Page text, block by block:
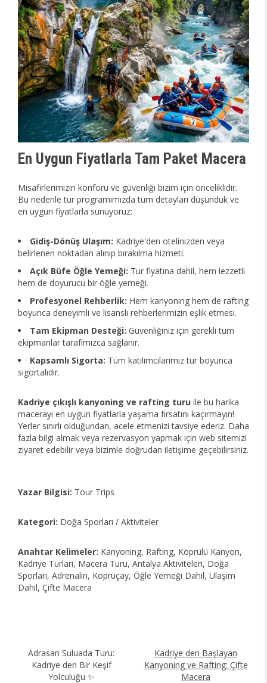
En Uygun Fiyatlarla Tam Paket Macera
Misafirlerimizin konforu ve güvenliği bizim için önceliklidir.
Bu nedenle tur programımızda tüm detayları düşündük ve
en uygun fiyatlarla sunuyoruz:
Gidiş-Dönüş Ulaşım: Kadriye'den otelinizden veya
belirlenen noktadan alınıp bırakılma hizmeti.
Açık Büfe Öğle Yemeği: Tur fiyatına dahil, hem lezzetli
hem de doyurucu bir öğle yemeği.
Profesyonel Rehberlik: Hem kanyoning hem de rafting
boyunca deneyimli ve lisanslı rehberlerimizin eşlik etmesi.
Tam Ekipman Desteği: Güvenliğiniz için gerekli tüm
ekipmanlar tarafımızca sağlanır.
Kapsamlı Sigorta: Tüm katılımcılarımız tur boyunca
sigortalıdır.
Kadriye çıkışlı kanyoning ve rafting turu ile bu harika
macerayı en uygun fiyatlarla yaşama fırsatını kaçırmayın!
Yerler sınırlı olduğundan, acele etmenizi tavsiye ederiz. Daha
fazla bilgi almak veya rezervasyon yapmak için web sitemizi
ziyaret edebilir veya bizimle doğrudan iletişime geçebilirsiniz.
Yazar Bilgisi: Tour Trips
Kategori: Doğa Sporları / Aktiviteler
Anahtar Kelimeler: Kanyoning, Rafting, Köprülü Kanyon,
Kadriye Turları, Macera Turu, Antalya Aktiviteleri, Doğa
Sporları, Adrenalin, Köprüçay, Öğle Yemeği Dahil, Ulaşım
Dahil, Çifte Macera
Adrasan Suluada Turu:
Kadriye den Bir Keşif
Yolculuğu ✨
Kadriye den Başlayan
Kanyoning ve Rafting: Çifte
Macera